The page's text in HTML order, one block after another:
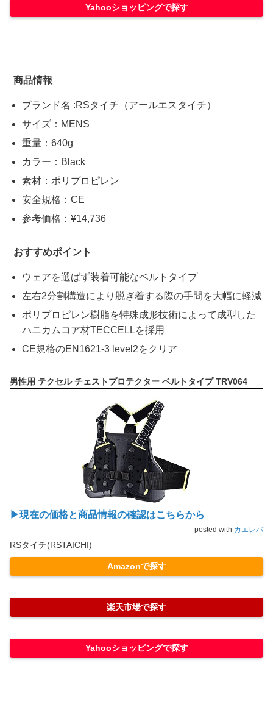
Yahooショッピングで探す
商品情報
ブランド名 :RSタイチ（アールエスタイチ）
サイズ：MENS
重量：640g
カラー：Black
素材：ポリプロピレン
安全規格：CE
参考価格：¥14,736
おすすめポイント
ウェアを選ばず装着可能なベルトタイプ
左右2分割構造により脱ぎ着する際の手間を大幅に軽減
ポリプロピレン樹脂を特殊成形技術によって成型した
ハニカムコア材TECCELLを採用
CE規格のEN1621-3 level2をクリア
男性用 テクセル チェストプロテクター ベルトタイプ TRV064
▶現在の価格と商品情報の確認はこちらから
posted with カエレバ
RSタイチ(RSTAICHI)
Amazonで探す
楽天市場で探す
Yahooショッピングで探す